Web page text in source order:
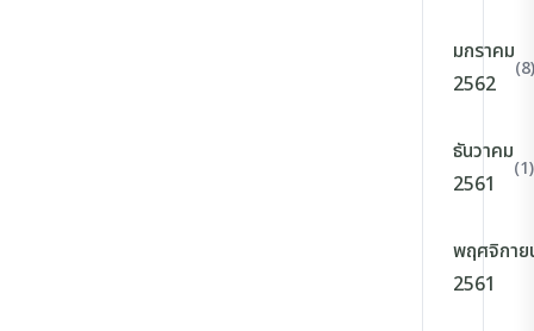
มกราคม
2562
(8)
ธันวาคม
2561
(1)
พฤศจิกาย
2561